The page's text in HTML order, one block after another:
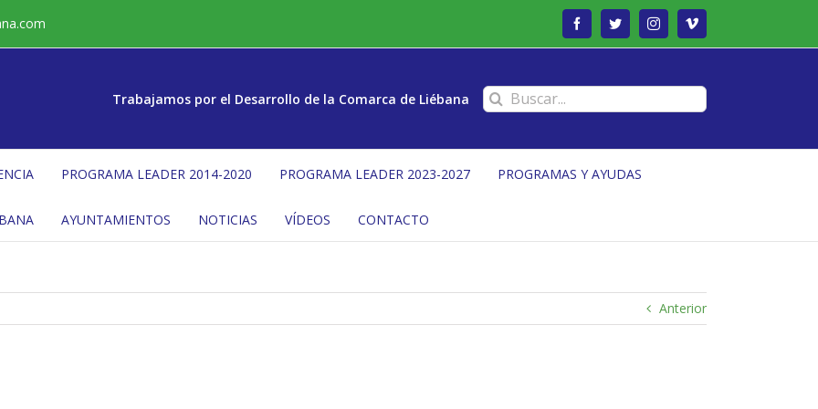
FacebookTwitterInstagramVimeo
Trabajamos por el Desarrollo de la Comarca de Liébana Buscar:
PROGRAMA LEADER 2014-2020 PROGRAMA LEADER 2023-2027 PROGRAMAS Y AYUDAS
AYUNTAMIENTOS NOTICIAS VÍDEOS CONTACTO
Anterior